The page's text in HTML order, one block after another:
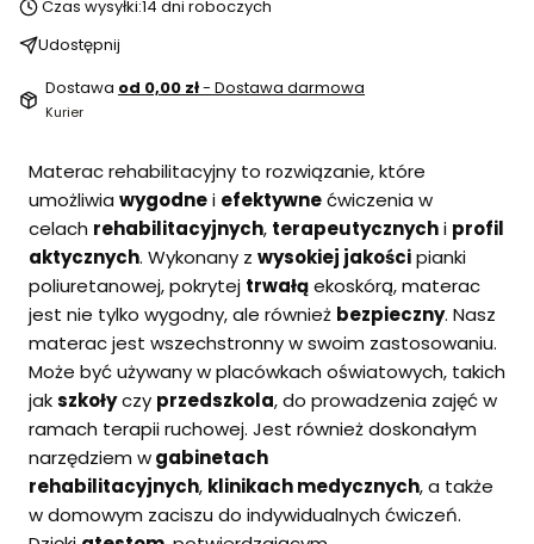
Czas wysyłki:14 dni roboczych
Udostępnij
Dostawa od 0,00 zł- Dostawa darmowa
Kurier
Materac rehabilitacyjny to rozwiązanie, które
umożliwia wygodnei efektywnećwiczenia w
celach rehabilitacyjnych, terapeutycznychi profil
aktycznych. Wykonany z wysokiej jakościpianki
poliuretanowej, pokrytej trwałąekoskórą, materac
jest nie tylko wygodny, ale również bezpieczny. Nasz
materac jest wszechstronny w swoim zastosowaniu.
Może być używany w placówkach oświatowych, takich
jakszkołyczy przedszkola, do prowadzenia zajęć w
ramach terapii ruchowej. Jest również doskonałym
narzędziem wgabinetach
rehabilitacyjnych, klinikach medycznych, a także
w domowym zaciszu do indywidualnych ćwiczeń.